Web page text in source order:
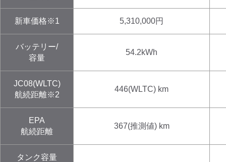
すべて 中速-20kW-以上 急速-44kW-以上
車種
検索する
新車価格※1 5,310,000円
バッテリー/
容量
54.2kWh
JC08(WLTC)
航続距離※2
446(WLTC) km
EPA
航続距離
367(推測値)km
タンク容量